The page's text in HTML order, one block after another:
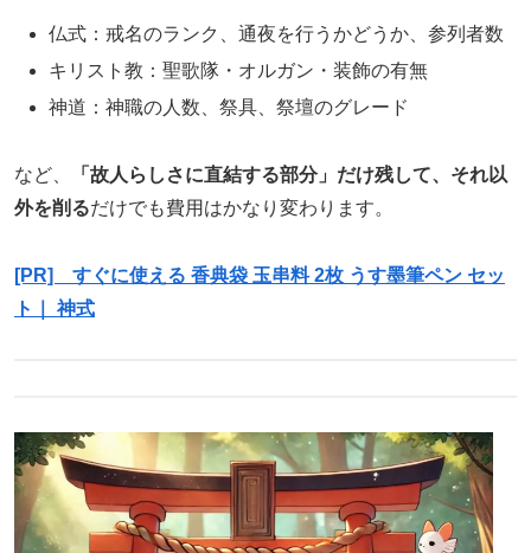
仏式：戒名のランク、通夜を行うかどうか、参列者数
キリスト教：聖歌隊・オルガン・装飾の有無
神道：神職の人数、祭具、祭壇のグレード
など、
「故人らしさに直結する部分」だけ残して、それ以
外を削るだけでも費用はかなり変わります。
[PR] すぐに使える 香典袋 玉串料 2枚 うす墨筆ペン セッ
ト｜ 神式